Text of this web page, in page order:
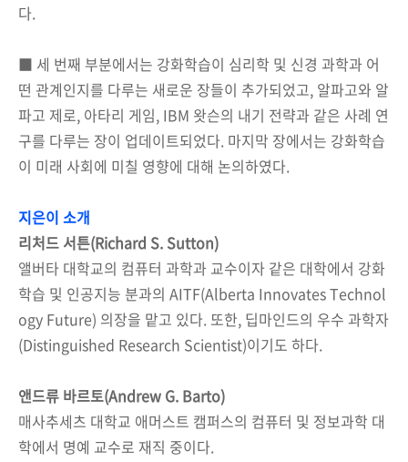
다.
■ 세 번째 부분에서는 강화학습이 심리학 및 신경 과학과 어
떤 관계인지를 다루는 새로운 장들이 추가되었고, 알파고와 알
파고 제로, 아타리 게임, IBM 왓슨의 내기 전략과 같은 사례 연
구를 다루는 장이 업데이트되었다. 마지막 장에서는 강화학습
이 미래 사회에 미칠 영향에 대해 논의하였다.
지은이 소개
리처드 서튼(Richard S. Sutton)
앨버타 대학교의 컴퓨터 과학과 교수이자 같은 대학에서 강화
학습 및 인공지능 분과의 AITF(Alberta Innovates Technol
ogy Future) 의장을 맡고 있다. 또한, 딥마인드의 우수 과학자
(Distinguished Research Scientist)이기도 하다.
앤드류 바르토(Andrew G. Barto)
매사추세츠 대학교 애머스트 캠퍼스의 컴퓨터 및 정보과학 대
학에서 명예 교수로 재직 중이다.